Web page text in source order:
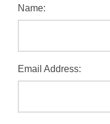
Name:
Email Address: